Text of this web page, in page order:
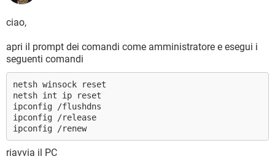
ciao,
apri il prompt dei comandi come amministratore e esegui i
seguenti comandi
netsh winsock reset
netsh int ip reset
ipconfig /flushdns
ipconfig /release
ipconfig /renew
riavvia il PC